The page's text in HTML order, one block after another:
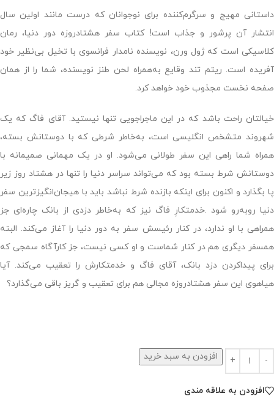
داستانی مهیج و سرگرم‌کننده برای نوجوانان که درست مانند اولین سال
انتشار آن پرشور و جذاب است! کتاب سفر هشتادروزه دور دنیا، رمان
کلاسیکی است که ژول ورن، نویسنده نامدار فرانسوی با تخیل بی‌نظیر خود
آفریده است. ریتم تند وقایع به‌همراه لحن طنز نویسنده، شما را از همان
صفحه نخست مجذوب خود خواهد کرد.
خیالتان راحت باشد که در این ماجراجویی تنها نیستید. آقای فاگ که یک
شهروند متشخص انگلیسی است، به‌خاطر شرطی که با دوستانش بسته،
همراه شما راهی این سفر طولانی می‌شود. او در یک مهمانی صمیمانه با
دوستانش شرط بسته بود که می‌تواند سراسر دنیا را تنها در هشتاد روز زیر
پا بگذارد و اکنون برای اینکه بازنده شرط نباشد باید با هیجان‌انگیزترین سفر
دنیا روبه‌رو شود .خدمتکارِ فاگ نیز که به‌خاطر دزدی از بانک چاره‌ای جز
همراهی با او ندارد، در کنار رئیسش سفر به دور دنیا را آغاز می‌کند. البته
همسفر دیگری هم در کنار شماست و او کسی نیست، جز کارآگاه سمجی که
برای پیداکردن دزد بانک، آقای فاگ و خدمتکارش را تعقیب می‌کند. آیا
هیاهوی این سفر هشتادروزه‌ مجالی هم برای تعقیب و ‌گریز باقی می‌گذارد؟
افزودن به سبد خرید
افزودن به علاقه مندی